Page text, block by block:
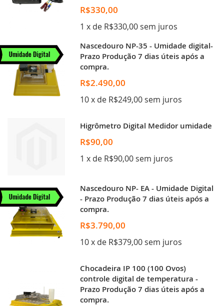
R$330,00
1 x de R$330,00 sem juros
Nascedouro NP-35 - Umidade digital-
Prazo Produção 7 dias úteis após a
compra.
R$2.490,00
10 x de R$249,00 sem juros
Higrômetro Digital Medidor umidade
R$90,00
1 x de R$90,00 sem juros
Nascedouro NP- EA - Umidade Digital
- Prazo Produção 7 dias úteis após a
compra.
R$3.790,00
10 x de R$379,00 sem juros
Chocadeira IP 100 (100 Ovos)
controle digital de temperatura -
Prazo Produção 7 dias úteis após a
compra.